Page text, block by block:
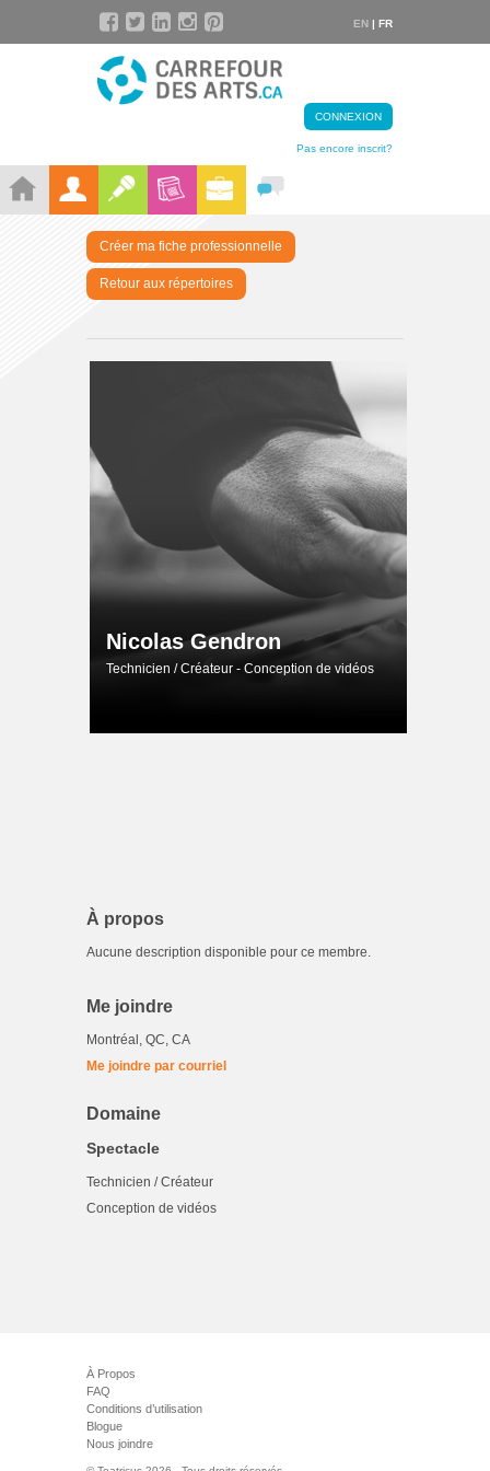
EN | FR
CONNEXION
Pas encore inscrit?
Créer ma fiche professionnelle
Retour aux répertoires
Nicolas Gendron
Technicien / Créateur - Conception de vidéos
À propos
Aucune description disponible pour ce membre.
Me joindre
Montréal, QC, CA
Me joindre par courriel
Domaine
Spectacle
Technicien / Créateur
Conception de vidéos
À Propos
FAQ
Conditions d’utilisation
Blogue
Nous joindre